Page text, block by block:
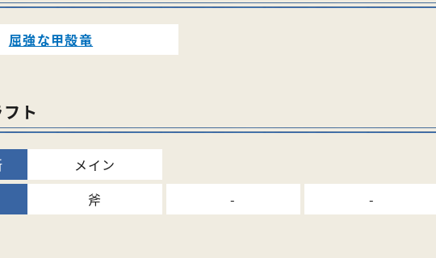
屈強な甲殻竜
ト
メイン
斧
- -